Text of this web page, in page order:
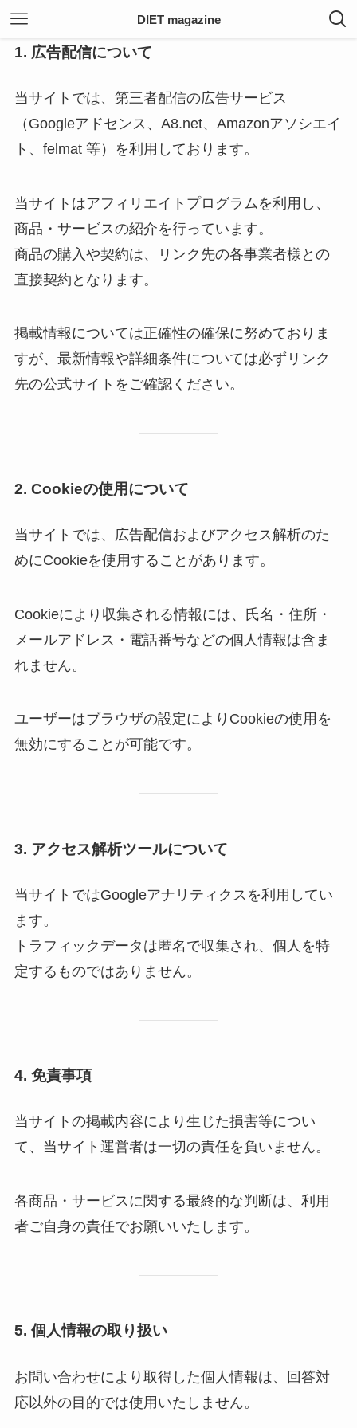
DIET magazine
1. 広告配信について
当サイトでは、第三者配信の広告サービス
（Googleアドセンス、A8.net、Amazonアソシエイ
ト、felmat 等）を利用しております。
当サイトはアフィリエイトプログラムを利用し、
商品・サービスの紹介を行っています。
商品の購入や契約は、リンク先の各事業者様との
直接契約となります。
掲載情報については正確性の確保に努めておりま
すが、最新情報や詳細条件については必ずリンク
先の公式サイトをご確認ください。
2. Cookieの使用について
当サイトでは、広告配信およびアクセス解析のた
めにCookieを使用することがあります。
Cookieにより収集される情報には、氏名・住所・
メールアドレス・電話番号などの個人情報は含ま
れません。
ユーザーはブラウザの設定によりCookieの使用を
無効にすることが可能です。
3. アクセス解析ツールについて
当サイトではGoogleアナリティクスを利用してい
ます。
トラフィックデータは匿名で収集され、個人を特
定するものではありません。
4. 免責事項
当サイトの掲載内容により生じた損害等につい
て、当サイト運営者は一切の責任を負いません。
各商品・サービスに関する最終的な判断は、利用
者ご自身の責任でお願いいたします。
5. 個人情報の取り扱い
お問い合わせにより取得した個人情報は、回答対
応以外の目的では使用いたしません。